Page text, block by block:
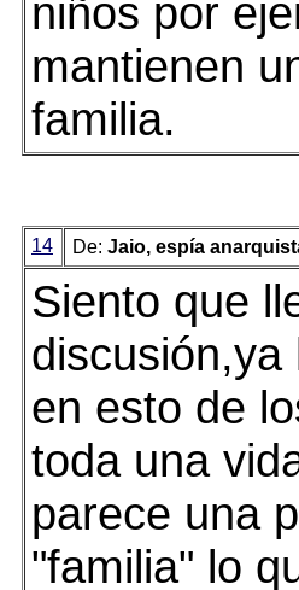
niños por
mantienen
familia.
14 De: Jaio, espía
Siento que
en esto de
toda una
parece una
"familia" lo